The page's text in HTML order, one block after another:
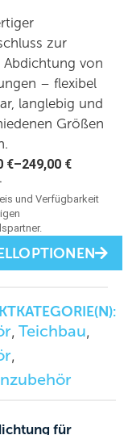
zur
Abdichtung von
– flexibel
langlebig und
Größen
€–249,00 €
, Teichbau,
,
für